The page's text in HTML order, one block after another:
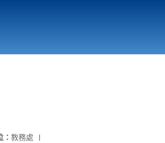
： 教務處 |